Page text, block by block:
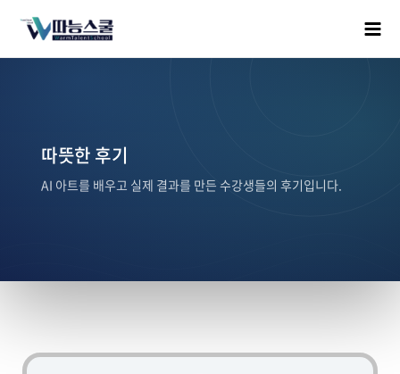
따뜻한 후기
AI 아트를 배우고 실제 결과를 만든 수강생들의 후기입니다.